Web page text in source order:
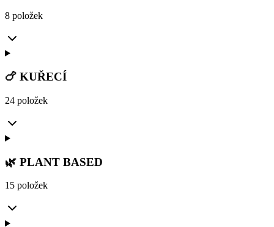
8 položek
🍗 KUŘECÍ
24 položek
🌿 PLANT BASED
15 položek